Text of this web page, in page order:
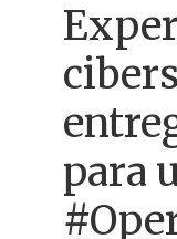
para